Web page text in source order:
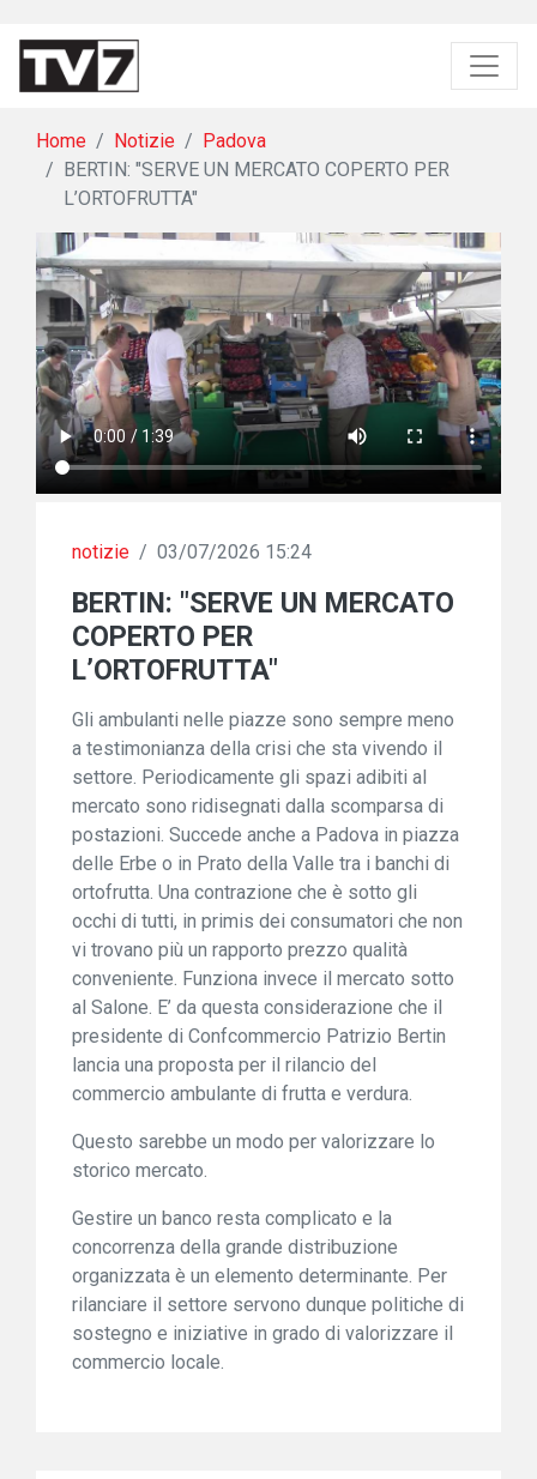
Home Notizie
Padova
BERTIN: "SERVE UN MERCATO COPERTO PER
L’ORTOFRUTTA"
notizie / 03/07/2026 15:24
BERTIN: "SERVE UN MERCATO
COPERTO PER
L’ORTOFRUTTA"
Gli ambulanti nelle piazze sono sempre meno
a testimonianza della crisi che sta vivendo il
settore. Periodicamente gli spazi adibiti al
mercato sono ridisegnati dalla scomparsa di
postazioni. Succede anche a Padova in piazza
delle Erbe o in Prato della Valle tra i banchi di
ortofrutta. Una contrazione che è sotto gli
occhi di tutti, in primis dei consumatori che non
vi trovano più un rapporto prezzo qualità
conveniente. Funziona invece il mercato sotto
al Salone. E’ da questa considerazione che il
presidente di Confcommercio Patrizio Bertin
lancia una proposta per il rilancio del
commercio ambulante di frutta e verdura.
Questo sarebbe un modo per valorizzare lo
storico mercato.
Gestire un banco resta complicato e la
concorrenza della grande distribuzione
organizzata è un elemento determinante. Per
rilanciare il settore servono dunque politiche di
sostegno e iniziative in grado di valorizzare il
commercio locale.